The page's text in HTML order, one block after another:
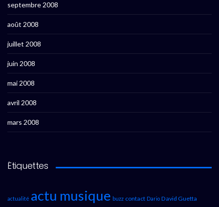
septembre 2008
août 2008
juillet 2008
juin 2008
mai 2008
avril 2008
mars 2008
Étiquettes
actualité actu musique buzz contact Dario David Guetta